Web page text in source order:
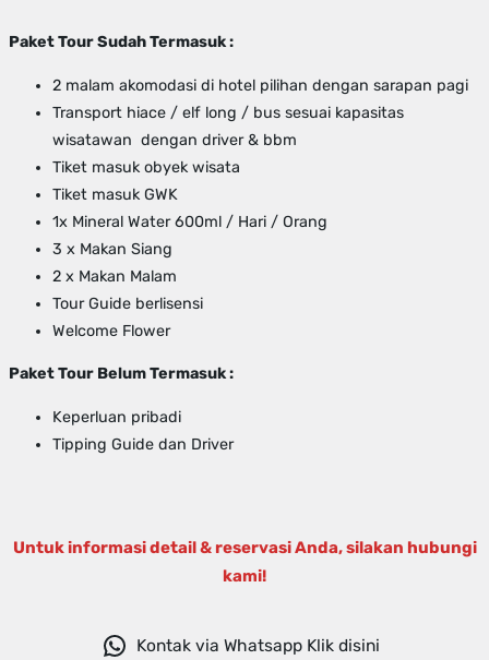
Paket Tour Sudah Termasuk :
2 malam akomodasi di hotel pilihan dengan sarapan pagi
Transport hiace / elf long / bus sesuai kapasitas
wisatawan dengan driver & bbm
Tiket masuk obyek wisata
Tiket masuk GWK
1x Mineral Water 600ml / Hari / Orang
3 x Makan Siang
2 x Makan Malam
Tour Guide berlisensi
Welcome Flower
Paket Tour Belum Termasuk :
Keperluan pribadi
Tipping Guide dan Driver
Untuk informasi detail & reservasi Anda, silakan hubungi
kami!
Kontak via Whatsapp Klik disini